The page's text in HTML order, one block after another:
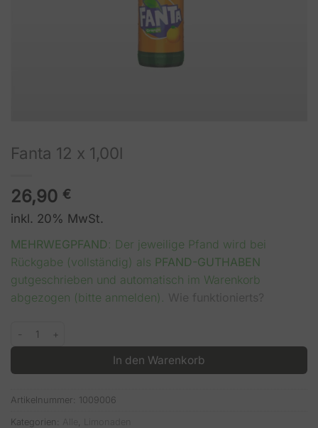
Fanta 12 x 1,00l
26,90 €
inkl. 20% MwSt.
MEHRWEGPFAND : Der jeweilige Pfand wird bei
Rückgabe (vollständig) als PFAND-GUTHABEN
gutgeschrieben und automatisch im Warenkorb
abgezogen (bitte anmelden).
Fanta 12 x 1,00l Menge
In den Warenkorb
Artikelnummer: 1009006
Kategorien: